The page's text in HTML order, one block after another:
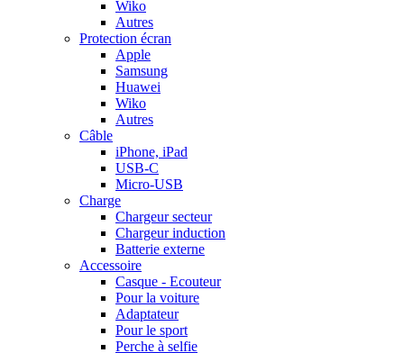
Wiko
Autres
Protection écran
Apple
Samsung
Huawei
Wiko
Autres
Câble
iPhone, iPad
USB-C
Micro-USB
Charge
Chargeur secteur
Chargeur induction
Batterie externe
Accessoire
Casque - Ecouteur
Pour la voiture
Adaptateur
Pour le sport
Perche à selfie